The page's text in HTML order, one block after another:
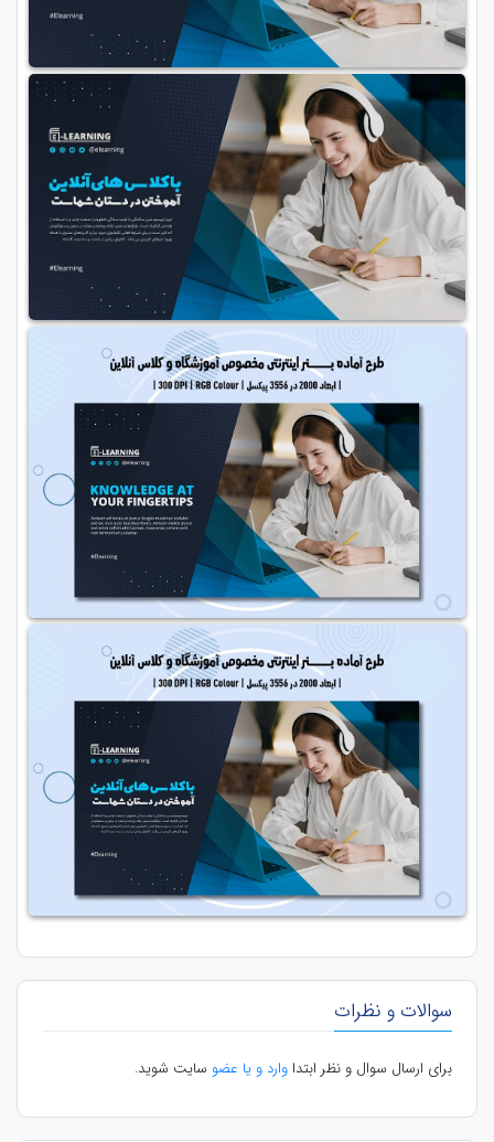
سوالات و نظرات
برای ارسال سوال و نظر ابتداوارد و یا عضو سایت شوید.